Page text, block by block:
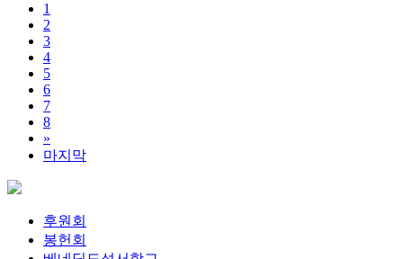
1
2
3
4
5
6
7
8
»
마지막
후원회
봉헌회